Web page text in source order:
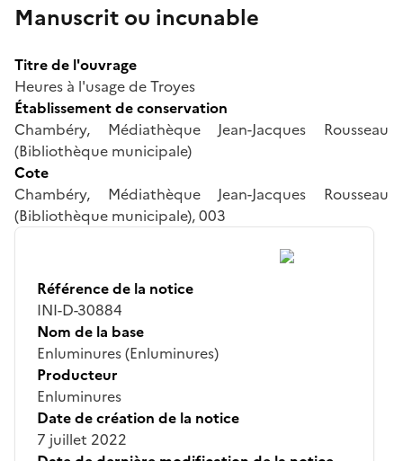
Manuscrit ou incunable
Titre de l'ouvrage
Heures à l'usage de Troyes
Établissement de conservation
Chambéry, Médiathèque Jean-Jacques Rousseau
(Bibliothèque municipale)
Cote
Chambéry, Médiathèque Jean-Jacques Rousseau
(Bibliothèque municipale), 003
Référence de la notice
INI-D-30884
Nom de la base
Enluminures (Enluminures)
Producteur
Enluminures
Date de création de la notice
7 juillet 2022